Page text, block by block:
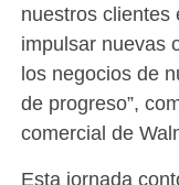
nuestros clientes
impulsar nuevas
los negocios de
de progreso”,
comercial de
Esta jornada